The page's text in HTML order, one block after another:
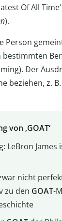
Of All
).
Person
Der
beziehen, z.
von ‚GOAT‘
LeBron James
nicht
zu den GOAT-